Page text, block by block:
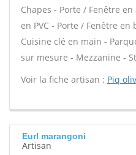
Chapes - Porte / Fenêtre
en PVC - Porte / Fenêtre
Cuisine clé en main -
sur mesure - Mezzanine -
Voir la fiche artisan : Piq
Eurl marangoni
Artisan